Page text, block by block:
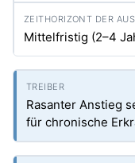
Mittelfristig (2–4
Rasanter Anstieg
für chronische